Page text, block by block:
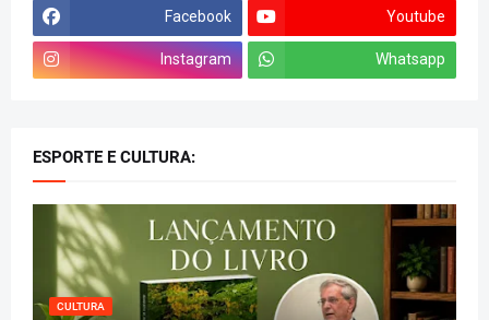
Facebook Youtube
Instagram Whatsapp
ESPORTE E CULTURA:
CULTURA